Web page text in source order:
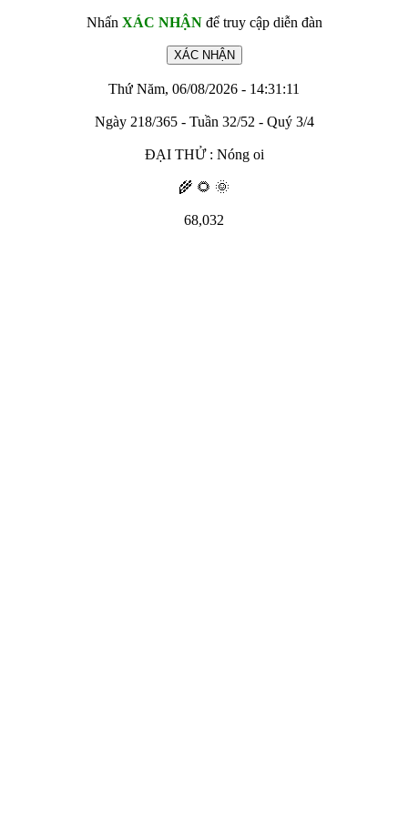
Nhấn XÁC NHẬNđể truy cập diễn đàn
Thứ Năm, 06/08/2026 - 14:31:11
Ngày 218/365 - Tuần 32/52 - Quý 3/4
ĐẠI THỬ : Nóng oi
🌾 🌻 🌞
68,032